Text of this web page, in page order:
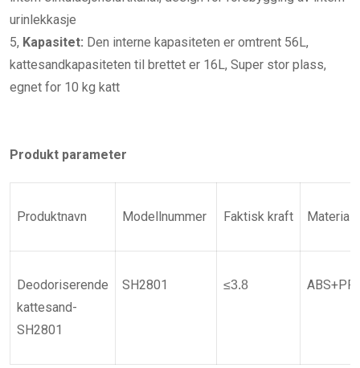
urinlekkasje
5, Kapasitet: Den interne kapasiteten er omtrent 56L,
kattesandkapasiteten til brettet er 16L, Super stor plass,
egnet for 10 kg katt
Produkt parameter
Produktnavn Modellnummer Faktisk kraft
Deodoriserende
kattesand-
SH2801
SH2801 ≤3.8 ABS+PP